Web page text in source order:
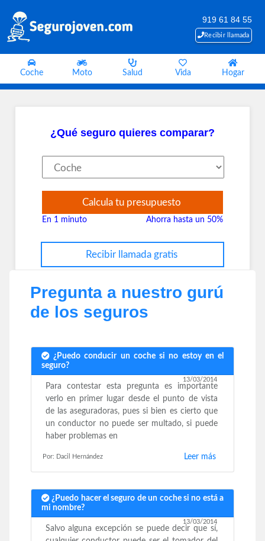
919 61 84 55
Recibir llamada
Coche Moto Salud Vida Hogar
¿Qué seguro quieres comparar?
Calcula tu presupuesto
En 1 minuto Ahorra hasta un 50%
Recibir llamada gratis
Pregunta a nuestro gurú
de los seguros
¿Puedo conducir un coche si no estoy en el
seguro?
13/03/2014
Para contestar esta pregunta es importante
verlo en primer lugar desde el punto de vista
de las aseguradoras, pues si bien es cierto que
un conductor no puede ser multado, si puede
haber problemas en
Por: Dacil Hernández Leer más
¿Puedo hacer el seguro de un coche si no está a
mi nombre?
13/03/2014
Salvo alguna excepción se puede decir que sí,